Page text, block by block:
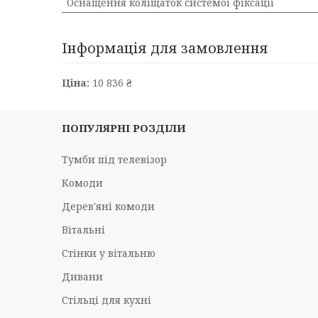
Інформація для замовлення
Ціна: 10 836 ₴
ПОПУЛЯРНІ РОЗДІЛИ
Тумби під телевізор
Комоди
Дерев'яні комоди
Вітальні
Стінки у вітальню
Дивани
Стільці для кухні